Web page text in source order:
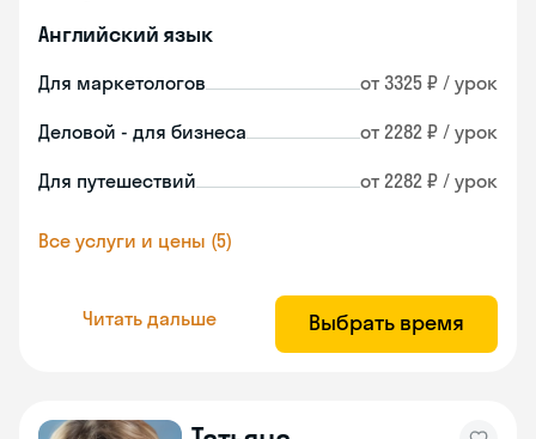
Английский язык
Для маркетологов от 3325 ₽ / урок
Деловой - для бизнеса от 2282 ₽ / урок
Для путешествий от 2282 ₽ / урок
Все услуги и цены (5)
Читать дальше Выбрать время